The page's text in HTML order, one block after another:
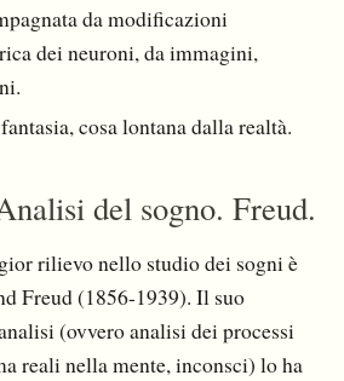
da modificazioni
dei neuroni, da immagini,
cosa lontana dalla realtà.
del sogno. Freud.
rilievo nello studio dei sogni è
Freud (1856-1939). Il suo
(ovvero analisi dei processi
reali nella mente, inconsci) lo ha